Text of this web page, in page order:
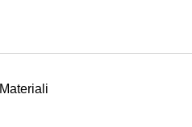
Materiali